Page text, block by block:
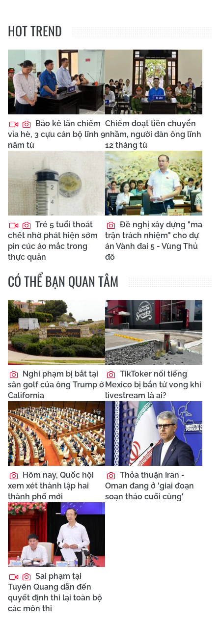
HOT TREND
Bảo kê lấn chiếm
vỉa hè, 3 cựu cán bộ lĩnh 9
năm tù
Chiếm đoạt tiền chuyển
nhầm, người đàn ông lĩnh
12 tháng tù
Trẻ 5 tuổi thoát
chết nhờ phát hiện sớm
pin cúc áo mắc trong
thực quản
Đề nghị xây dựng "ma
trận trách nhiệm" cho dự
án Vành đai 5 - Vùng Thủ
đô
CÓ THỂ BẠN QUAN TÂM
Nghi phạm bị bắt tại
sân golf của ông Trump ở
California
TikToker nổi tiếng
Mexico bị bắn tử vong khi
livestream là ai?
Hôm nay, Quốc hội
xem xét thành lập hai
thành phố mới
Thỏa thuận Iran -
Oman đang ở 'giai đoạn
soạn thảo cuối cùng'
Sai phạm tại
Tuyên Quang dẫn đến
quyết định thi lại toàn bộ
các môn thi